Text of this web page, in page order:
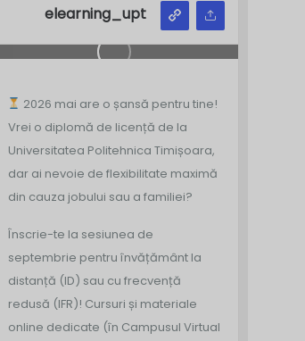
elearning_upt
2026 mai are o șansă pentru tine!
Vrei o diplomă de licență de la
Universitatea Politehnica Timișoara,
dar ai nevoie de flexibilitate maximă
din cauza jobului sau a familiei?
Înscrie-te la sesiunea de
septembrie pentru învățământ la
distanță (ID) sau cu frecvență
redusă (IFR)! Cursuri și materiale
online dedicate (în Campusul Virtual